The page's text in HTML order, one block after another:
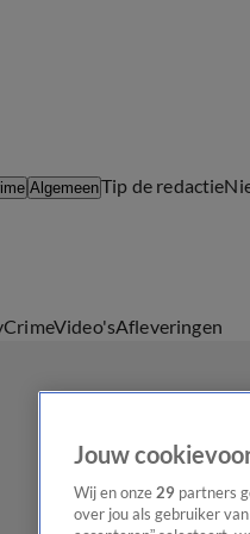
AlgemeenTip de redactie
CrimeVideo'sAfleveringen
Jouw
Wij en onze 29 partners
over jou als gebruiker